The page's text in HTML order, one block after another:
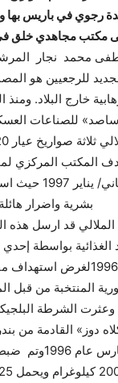
رجوي في باريس بها
مكتب مجاهدي خلق في
محمد نجار المرشح
خارج البلاد.
للصناعات
المكتب المركزي
في 8 كانون
بشرية واضرار
قد ارسل هذه
بواسطة إحدي
شهر مارس عام 1996لغرض
المنتخبة من قبل
الشرطة
دوز» القادمة من
البلجيكي في 15